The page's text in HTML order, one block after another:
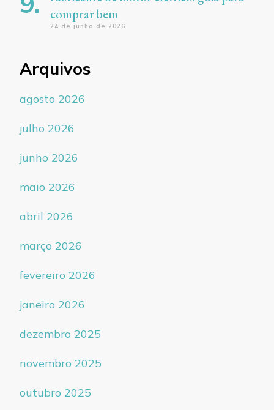
comprar bem
24 de junho de 2026
Arquivos
agosto 2026
julho 2026
junho 2026
maio 2026
abril 2026
março 2026
fevereiro 2026
janeiro 2026
dezembro 2025
novembro 2025
outubro 2025